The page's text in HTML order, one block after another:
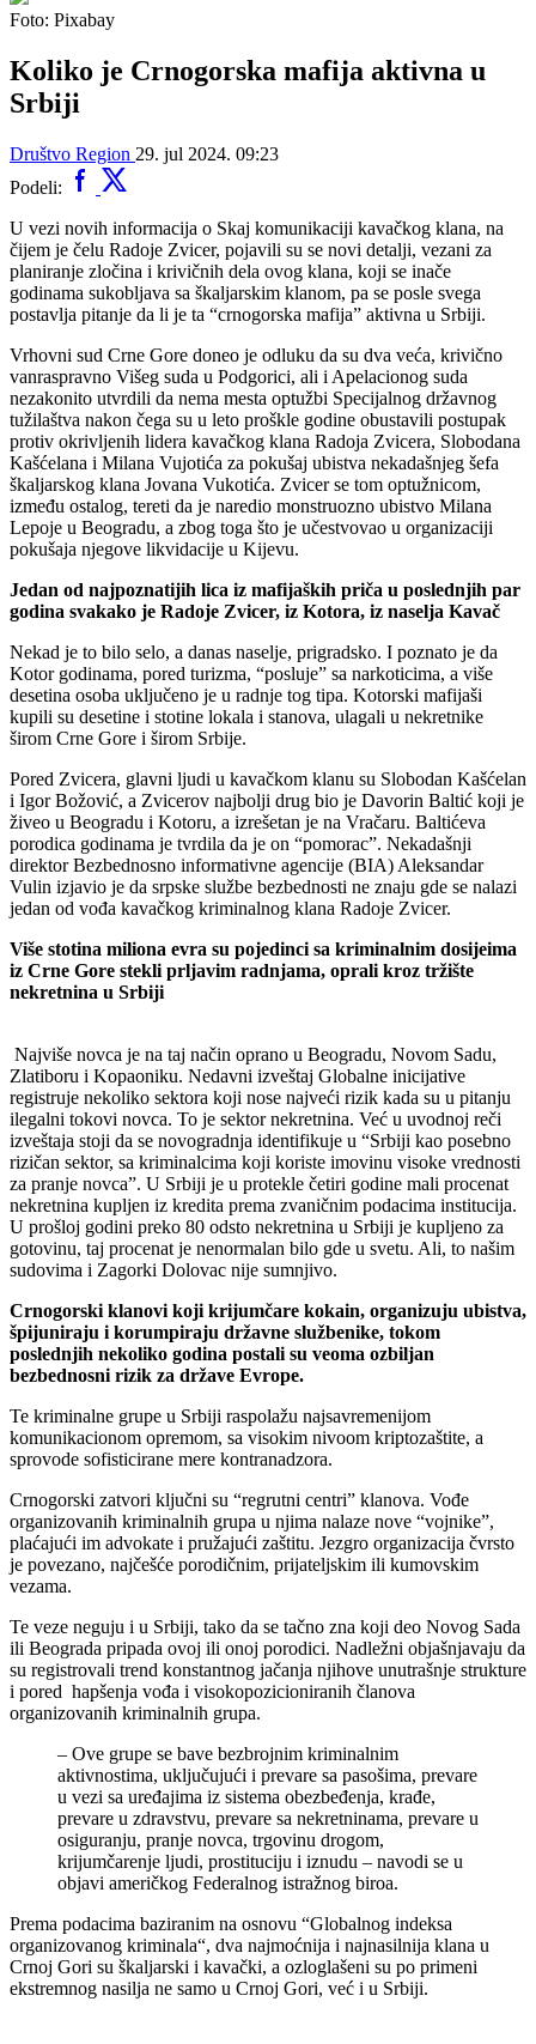
Foto: Pixabay
Koliko je Crnogorska mafija aktivna u
Srbiji
Društvo Region 29. jul 2024. 09:23
Podeli:
U vezi novih informacija o Skaj komunikaciji kavačkog klana, na
čijem je čelu Radoje Zvicer, pojavili su se novi detalji, vezani za
planiranje zločina i krivičnih dela ovog klana, koji se inače
godinama sukobljava sa škaljarskim klanom, pa se posle svega
postavlja pitanje da li je ta “crnogorska mafija” aktivna u Srbiji.
Vrhovni sud Crne Gore doneo je odluku da su dva veća, krivično
vanraspravno Višeg suda u Podgorici, ali i Apelacionog suda
nezakonito utvrdili da nema mesta optužbi Specijalnog državnog
tužilaštva nakon čega su u leto proškle godine obustavili postupak
protiv okrivljenih lidera kavačkog klana Radoja Zvicera, Slobodana
Kašćelana i Milana Vujotića za pokušaj ubistva nekadašnjeg šefa
škaljarskog klana Jovana Vukotića. Zvicer se tom optužnicom,
između ostalog, tereti da je naredio monstruozno ubistvo Milana
Lepoje u Beogradu, a zbog toga što je učestvovao u organizaciji
pokušaja njegove likvidacije u Kijevu.
Jedan od najpoznatijih lica iz mafijaških priča u poslednjih par
godina svakako je Radoje Zvicer, iz Kotora, iz naselja Kavač
Nekad je to bilo selo, a danas naselje, prigradsko. I poznato je da
Kotor godinama, pored turizma, “posluje” sa narkoticima, a više
desetina osoba uključeno je u radnje tog tipa. Kotorski mafijaši
kupili su desetine i stotine lokala i stanova, ulagali u nekretnike
širom Crne Gore i širom Srbije.
Pored Zvicera, glavni ljudi u kavačkom klanu su Slobodan Kašćelan
i Igor Božović, a Zvicerov najbolji drug bio je Davorin Baltić koji je
živeo u Beogradu i Kotoru, a izrešetan je na Vračaru. Baltićeva
porodica godinama je tvrdila da je on “pomorac”. Nekadašnji
direktor Bezbednosno informativne agencije (BIA) Aleksandar
Vulin izjavio je da srpske službe bezbednosti ne znaju gde se nalazi
jedan od vođa kavačkog kriminalnog klana Radoje Zvicer.
Više stotina miliona evra su pojedinci sa kriminalnim dosijeima
iz Crne Gore stekli prljavim radnjama, oprali kroz tržište
nekretnina u Srbiji
Najviše novca je na taj način oprano u Beogradu, Novom Sadu,
Zlatiboru i Kopaoniku. Nedavni izveštaj Globalne inicijative
registruje nekoliko sektora koji nose najveći rizik kada su u pitanju
ilegalni tokovi novca. To je sektor nekretnina. Već u uvodnoj reči
izveštaja stoji da se novogradnja identifikuje u “Srbiji kao posebno
rizičan sektor, sa kriminalcima koji koriste imovinu visoke vrednosti
za pranje novca”. U Srbiji je u protekle četiri godine mali procenat
nekretnina kupljen iz kredita prema zvaničnim podacima institucija.
U prošloj godini preko 80 odsto nekretnina u Srbiji je kupljeno za
gotovinu, taj procenat je nenormalan bilo gde u svetu. Ali, to našim
sudovima i Zagorki Dolovac nije sumnjivo.
Crnogorski klanovi koji krijumčare kokain, organizuju ubistva,
špijuniraju i korumpiraju državne službenike, tokom
poslednjih nekoliko godina postali su veoma ozbiljan
bezbednosni rizik za države Evrope.
Te kriminalne grupe u Srbiji raspolažu najsavremenijom
komunikacionom opremom, sa visokim nivoom kriptozaštite, a
sprovode sofisticirane mere kontranadzora.
Crnogorski zatvori ključni su “regrutni centri” klanova. Vođe
organizovanih kriminalnih grupa u njima nalaze nove “vojnike”,
plaćajući im advokate i pružajući zaštitu. Jezgro organizacija čvrsto
je povezano, najčešće porodičnim, prijateljskim ili kumovskim
vezama.
Te veze neguju i u Srbiji, tako da se tačno zna koji deo Novog Sada
ili Beograda pripada ovoj ili onoj porodici. Nadležni objašnjavaju da
su registrovali trend konstantnog jačanja njihove unutrašnje strukture
i pored hapšenja vođa i visokopozicioniranih članova
organizovanih kriminalnih grupa.
– Ove grupe se bave bezbrojnim kriminalnim
aktivnostima, uključujući i prevare sa pasošima, prevare
u vezi sa uređajima iz sistema obezbeđenja, krađe,
prevare u zdravstvu, prevare sa nekretninama, prevare u
osiguranju, pranje novca, trgovinu drogom,
krijumčarenje ljudi, prostituciju i iznudu – navodi se u
objavi američkog Federalnog istražnog biroa.
Prema podacima baziranim na osnovu “Globalnog indeksa
organizovanog kriminala“, dva najmoćnija i najnasilnija klana u
Crnoj Gori su škaljarski i kavački, a ozloglašeni su po primeni
ekstremnog nasilja ne samo u Crnoj Gori, već i u Srbiji.